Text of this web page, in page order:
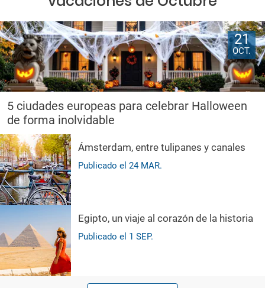
europea o ciudad de España. Como ves son muchas las
posibilidades para viajar tanto solo, en familia, con amigos o en
pareja. No lo dudes más. En Logitravel encontrarás las mejores
ofertas y promociones para tus vacaciones en octubre.
21
OCT.
5 ciudades europeas para celebrar Halloween
de forma inolvidable
Ámsterdam, entre tulipanes y canales
Publicado el 24 MAR.
Egipto, un viaje al corazón de la historia
Publicado el 1 SEP.